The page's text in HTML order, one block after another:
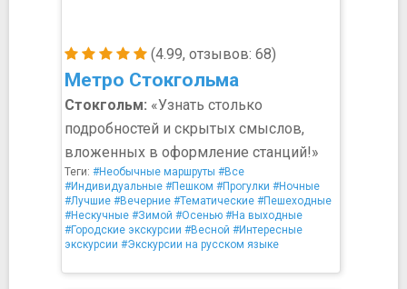
(4.99, отзывов: 68)
Метро Стокгольма
Стокгольм: «Узнать столько
подробностей и скрытых смыслов,
вложенных в оформление станций!»
Теги: #Необычные маршруты #Все
#Индивидуальные #Пешком #Прогулки #Ночные
#Лучшие #Вечерние #Тематические #Пешеходные
#Нескучные #Зимой #Осенью #На выходные
#Городские экскурсии #Весной #Интересные
экскурсии #Экскурсии на русском языке